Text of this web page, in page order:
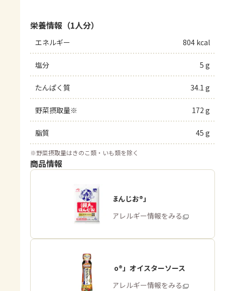
栄養情報（1人分）
エネルギー 804 kcal
塩分 5 g
たんぱく質 34.1 g
野菜摂取量※ 172 g
脂質 45 g
※野菜摂取量はきのこ類・いも類を除く
商品情報
「瀬戸のほんじお®」
商品・アレルギー情報をみる
「Cook Do®」オイスターソース
商品・アレルギー情報をみる